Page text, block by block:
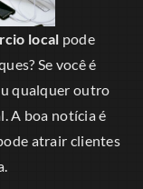
local pode
Se você é
qualquer outro
A boa notícia é
atrair clientes